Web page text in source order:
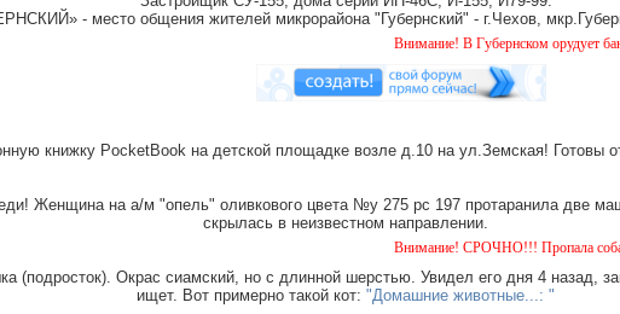
- место общения жителей микрорайона "Губернский" - г.Чехов,
Внимание! В Губернском орудует банда
книжку PocketBook на детской площадке возле д.10 на ул.Земская! Готовы
Женщина на а/м "опель" оливкового цвета №у 275 рс 197 протаранила две
скрылась в неизвестном направлении.
Внимание! СРОЧНО!!! Пропала собака чёрная
(подросток). Окрас сиамский, но с длинной шерстью. Увидел его дня 4 назад,
ищет. Вот примерно такой кот: "Домашние животные...: "